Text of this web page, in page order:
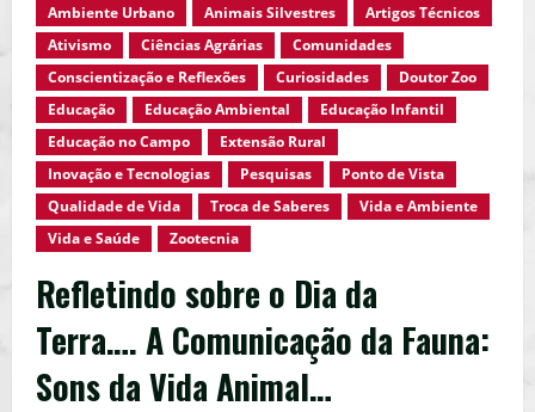
Ambiente Urbano
Animais Silvestres
Artigos Técnicos
Ativismo
Ciências Agrárias
Comunidades
Conscientização e Reflexões
Curiosidades
Doutor Zoo
Educação
Educação Ambiental
Educação Infantil
Educação no Campo
Extensão Rural
Inovação e Tecnologias
Pesquisas
Ponto de Vista
Qualidade de Vida
Troca de Saberes
Vida e Ambiente
Vida e Saúde
Zootecnia
Refletindo sobre o Dia da
Terra…. A Comunicação da Fauna:
Sons da Vida Animal…